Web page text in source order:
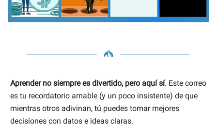
Aprender no siempre es divertido, pero aquí sí. Este correo
es tu recordatorio amable (y un poco insistente) de que
mientras otros adivinan, tú puedes tomar mejores
decisiones con datos e ideas claras.